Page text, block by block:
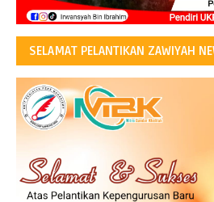
SELAMAT PELANTIKAN ZAWIYAH